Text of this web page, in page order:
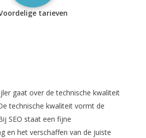
tarieven
gaat over de technische kwaliteit
technische kwaliteit vormt de
SEO staat een fijne
en het verschaffen van de juiste